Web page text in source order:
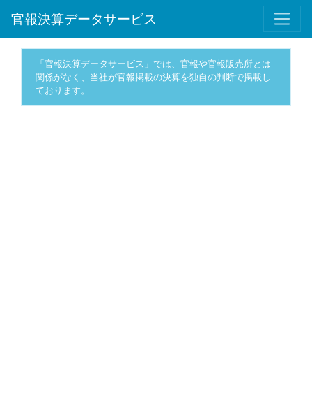
官報決算データサービス
「官報決算データサービス」では、官報や官報販売所とは
関係がなく、当社が官報掲載の決算を独自の判断で掲載し
ております。